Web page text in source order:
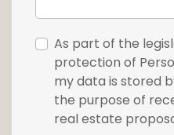
As part of the
protection of
my data is stored
the purpose of
real estate